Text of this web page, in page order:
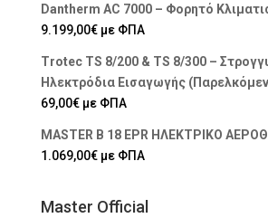
Dantherm AC 7000 – Φορητό
9.199,00€ με ΦΠΑ
Trotec TS 8/200 & TS 8/300 –
Ηλεκτρόδια Εισαγωγής
69,00€ με ΦΠΑ
MASTER B 18 EPR ΗΛΕΚΤΡΙΚΟ
1.069,00€ με ΦΠΑ
Master Official